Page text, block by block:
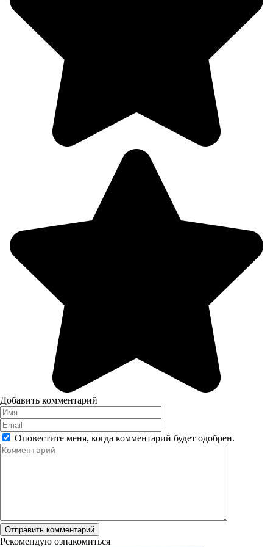
Добавить комментарий
Имя
*
Email
*
Оповестите меня, когда комментарий будет одобрен.
Комментарий
Рекомендую ознакомиться